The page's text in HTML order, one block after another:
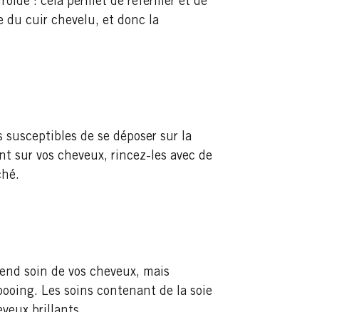
du cuir chevelu, et donc la
de se déposer sur la
sur vos cheveux, rincez-les avec de
soin de vos cheveux, mais
Les soins contenant de la soie